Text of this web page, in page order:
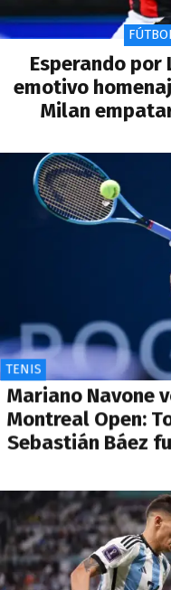
Esperando por
emotivo
Milan
TENIS
Mariano Navone
Montreal Open:
Sebastián Báez